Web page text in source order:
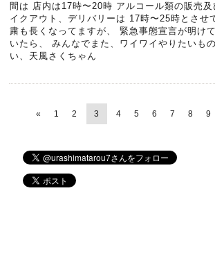
間は 店内は17時〜20時 アルコール類の販売
イクアウト、デリバリーは 17時〜25時とさせ
粛も長くなってますが、 緊急事態宣言が明け
いたら、 みんなでまた、ワイワイやりたいも
い、天風さくちゃん
« 1 2 3 4 5 6 7 8 9